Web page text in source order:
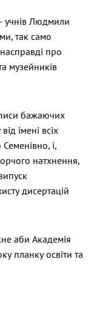
учнів Людмили
так само
про
музейників
бажаючих
імені всіх
і,
натхнення,
дисертацій
аби Академія
планку освіти та